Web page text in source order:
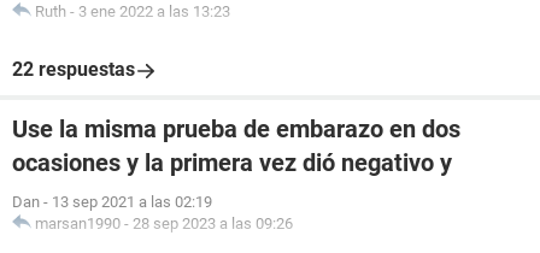
Ruth - 3 ene 2022 a las 13:23
22 respuestas
Use la misma prueba de embarazo en dos
ocasiones y la primera vez dió negativo y
Dan - 13 sep 2021 a las 02:19
marsan1990 - 28 sep 2023 a las 09:26